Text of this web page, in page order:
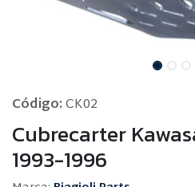
Código:CK02
Cubrecarter
1993-1996